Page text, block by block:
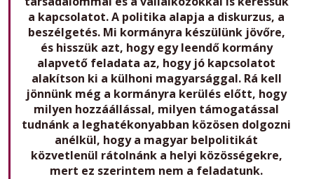
a kapcsolatot. A politika alapja a diskurzus, a
beszélgetés. Mi kormányra készülünk jövőre,
és hisszük azt, hogy egy leendő kormány
alapvető feladata az, hogy jó kapcsolatot
alakítson ki a külhoni magyarsággal. Rá kell
jönnünk még a kormányra kerülés előtt, hogy
milyen hozzáállással, milyen támogatással
tudnánk a leghatékonyabban közösen dolgozni
anélkül, hogy a magyar belpolitikát
közvetlenül rátolnánk a helyi közösségekre,
mert ez szerintem nem a feladatunk.